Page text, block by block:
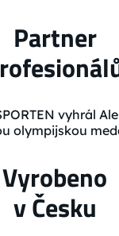
Partner
vyhrál
olympijskou
Vyrobeno
v Česku